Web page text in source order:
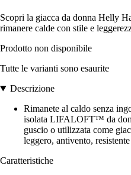
Scopri la giacca da donna Helly
rimanere calde con stile e
Prodotto non disponibile
Tutte le varianti sono esaurite
Descrizione
Rimanete al caldo senza
isolata LIFALOFT™ da
guscio o utilizzata come
leggero, antivento,
Caratteristiche